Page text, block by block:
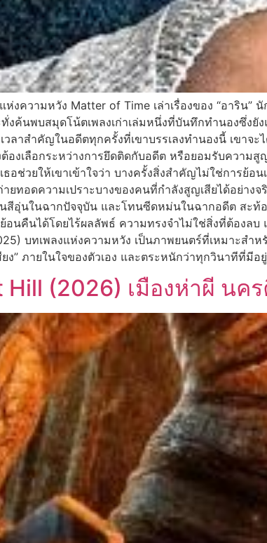
งความหวัง Matter of Time เล่าเรื่องของ “อาริน
งค้นพบสมุดโน้ตเพลงเก่าเล่มหนึ่งที่บันทึกทำนองซึ่งยั
ลาสำคัญในอดีตทุกครั้งที่เขาบรรเลงทำนองนี้ เขาจ
องเลือกระหว่างการยึดติดกับอดีต หรือยอมรับความ
ธอช่วยให้เขาเข้าใจว่า บางครั้งสิ่งสำคัญไม่ใช่การย้
ยทอดความเปราะบางของคนที่กำลังสูญเสียได้อย่าง
อุ่นในฉากปัจจุบัน และโทนซีดหม่นในฉากอดีต สะท้
อนคืนได้โดยไร้ผลลัพธ์ ความทรงจำไม่ใช่สิ่งที่ต้องล
บทเพลงแห่งความหวัง เป็นภาพยนตร์ที่เหมาะสำ
ยง” ภายในใจของตัวเอง และตระหนักว่าทุกวินาทีที่
Hill (2026) เมืองห่าผี นค